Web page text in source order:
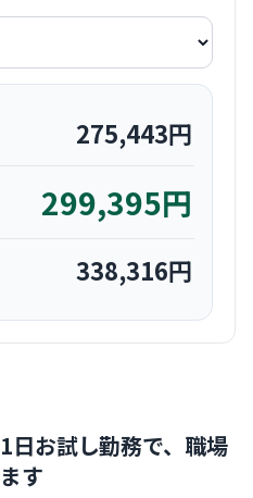
275,443円
299,395円
338,316円
お試し勤務で、 職場
す